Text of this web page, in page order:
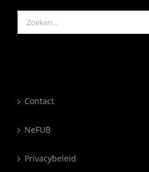
Zoeken
naar:
Contact
NeFUB
Privacybeleid